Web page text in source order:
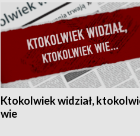
Ktokolwiek widział,
wie